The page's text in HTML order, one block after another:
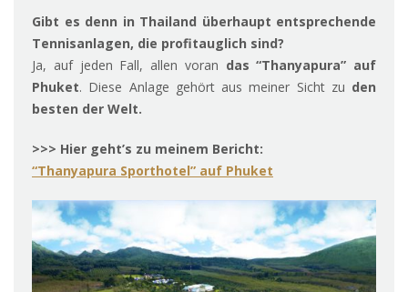
Gibt es denn in Thailand überhaupt entsprechende
Tennisanlagen, die profitauglich sind?
Ja, auf jeden Fall, allen voran das “Thanyapura” auf
Phuket. Diese Anlage gehört aus meiner Sicht zu den
besten der Welt.
>>> Hier geht’s zu meinem Bericht:
“Thanyapura Sporthotel” auf Phuket